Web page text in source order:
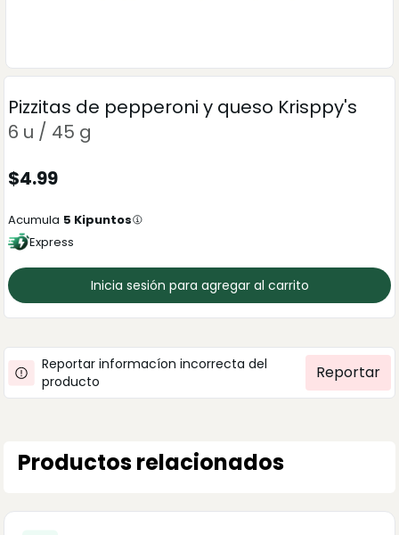
Pizzitas de pepperoni y queso Krisppy's
6 u / 45 g
$4.99
Acumula 5 Kipuntos
Express
Inicia sesión para agregar al carrito
Reportar informacíon incorrecta del
producto
Reportar
Productos relacionados